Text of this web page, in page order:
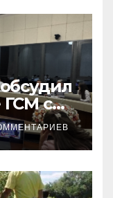
ГСМ с